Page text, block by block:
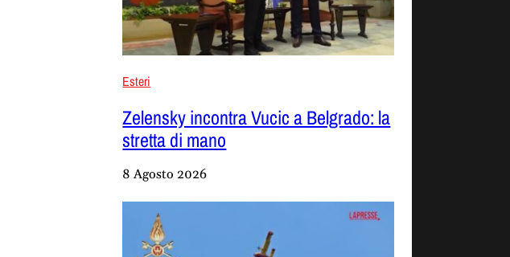
Esteri
Zelensky incontra Vucic a Belgrado: la
stretta di mano
8 Agosto 2026